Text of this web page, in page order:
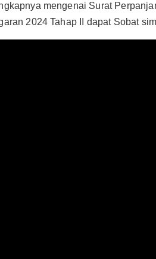
mengenai Surat
2024 Tahap II dapat Sobat